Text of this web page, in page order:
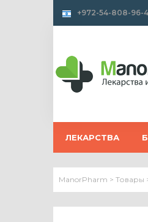
+972-54-808-96-
ЛЕКАРСТВА
ManorPharm > Товары